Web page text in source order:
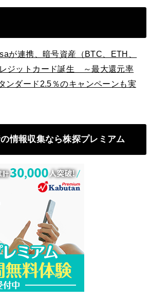
が連携、暗号資産（BTC、ETH、
ジットカード誕生 ～最大還元率
ンダード2.5％のキャンペーンも実
の情報収集なら株探プレミアム